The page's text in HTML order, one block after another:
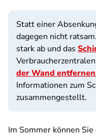
Statt einer
dagegen nicht
stark ab und das
der Wand
Informationen zum
zusammengestellt.
Im Sommer können